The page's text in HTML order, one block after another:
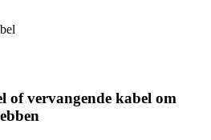
of vervangende kabel om